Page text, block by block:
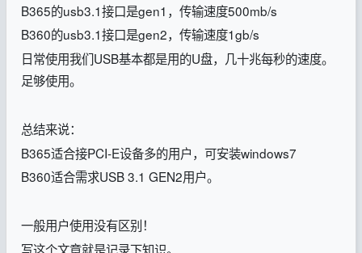
B365的usb3.1接口是gen1，传输速度500mb/s
B360的usb3.1接口是gen2，传输速度1gb/s
日常使用我们USB基本都是用的U盘，几十兆每秒的速度。
足够使用。
总结来说：
B365适合接PCI-E设备多的用户，可安装windows7
B360适合需求USB 3.1 GEN2用户。
一般用户使用没有区别！
写这个文章就是记录下知识。